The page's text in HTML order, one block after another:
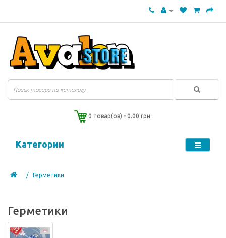
0 товар(ов) - 0.00 грн.
Категории
Герметики
Герметики